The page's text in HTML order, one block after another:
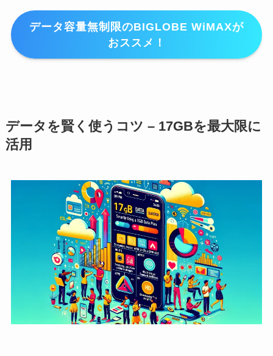
データ容量無制限のBIGLOBE WiMAXが
おススメ！
データを賢く使うコツ – 17GBを最大限に
活用